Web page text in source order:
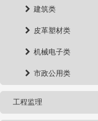
建筑类
皮革塑材类
机械电子类
市政公用类
工程监理